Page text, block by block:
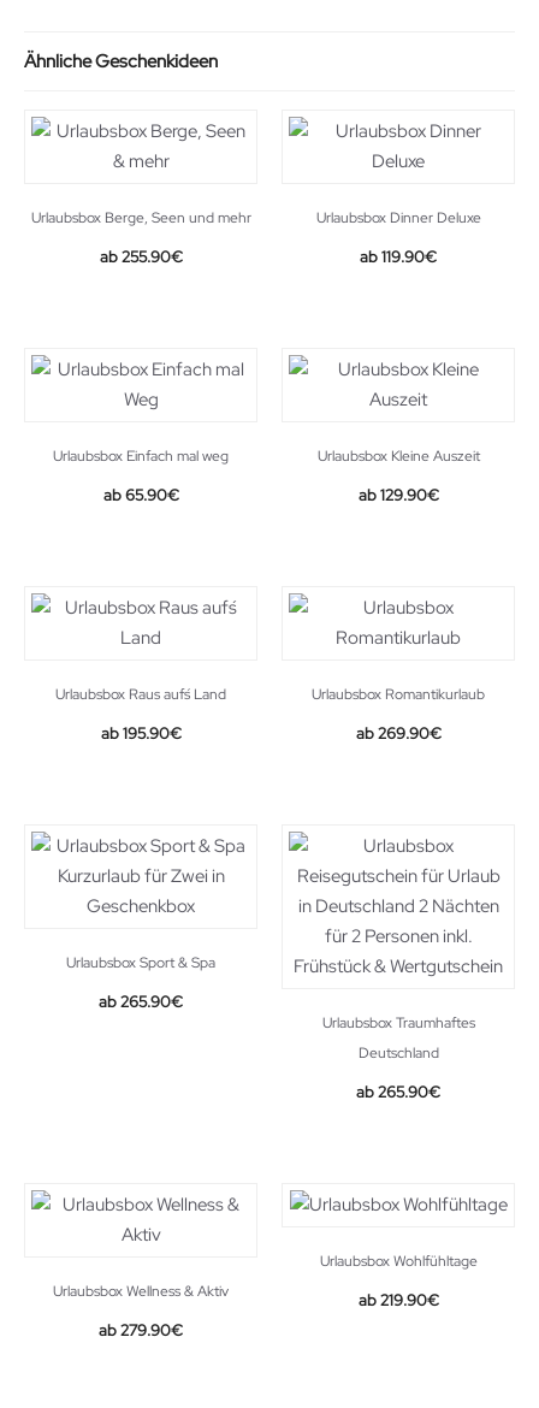
Ähnliche Geschenkideen
Urlaubsbox Berge, Seen und mehr
255.90€
Urlaubsbox Dinner Deluxe
119.90€
Urlaubsbox Einfach mal weg
65.90€
Urlaubsbox Kleine Auszeit
129.90€
Urlaubsbox Raus auf´s Land
195.90€
Urlaubsbox Romantikurlaub
269.90€
Urlaubsbox Sport & Spa
265.90€
Urlaubsbox Traumhaftes
Deutschland
265.90€
Urlaubsbox Wellness & Aktiv
279.90€
Urlaubsbox Wohlfühltage
219.90€